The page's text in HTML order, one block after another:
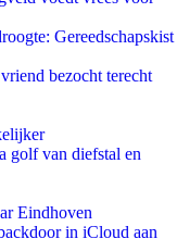
Gereedschapskist
bezocht terecht
golf van diefstal en
Eindhoven
in iCloud aan